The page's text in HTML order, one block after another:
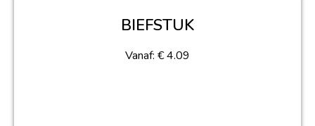
BIEFSTUK
Vanaf: €4.09